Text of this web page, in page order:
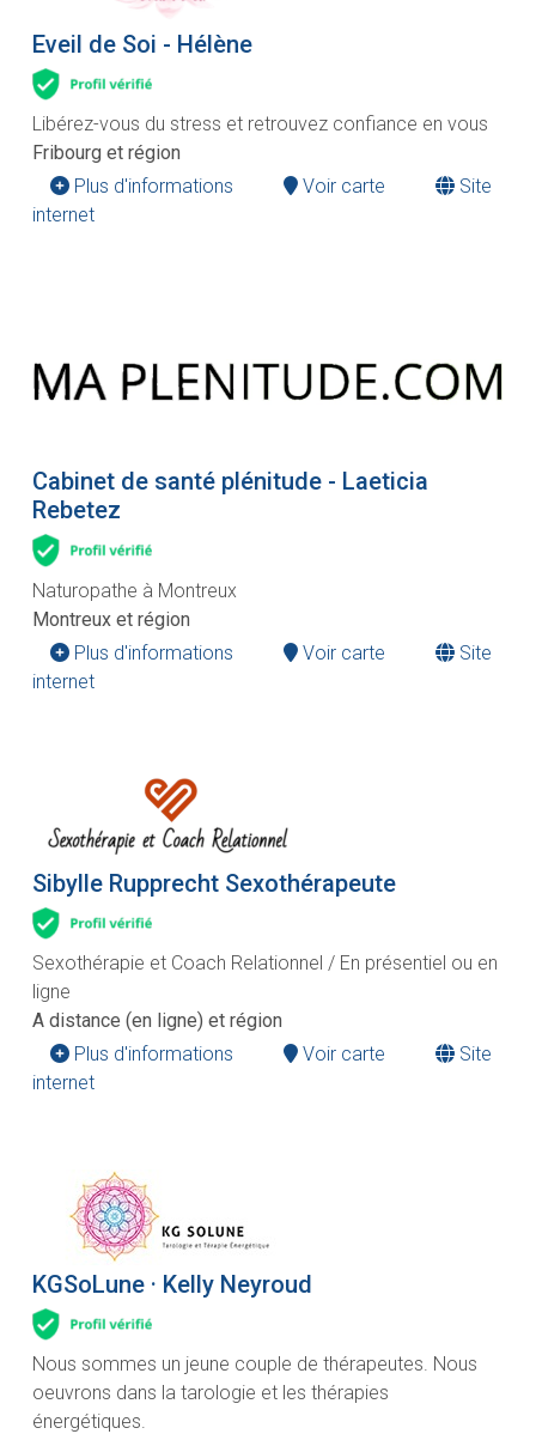
Eveil de Soi - Hélène
Libérez-vous du stress et retrouvez confiance en vous
Fribourg et région
Plus d'informations
Voir carte
Site
internet
Cabinet de santé plénitude - Laeticia
Rebetez
Naturopathe à Montreux
Montreux et région
Plus d'informations
Voir carte
Site
internet
Sibylle Rupprecht Sexothérapeute
Sexothérapie et Coach Relationnel / En présentiel ou en
ligne
A distance (en ligne) et région
Plus d'informations
Voir carte
Site
internet
KGSoLune · Kelly Neyroud
Nous sommes un jeune couple de thérapeutes. Nous
oeuvrons dans la tarologie et les thérapies
énergétiques.